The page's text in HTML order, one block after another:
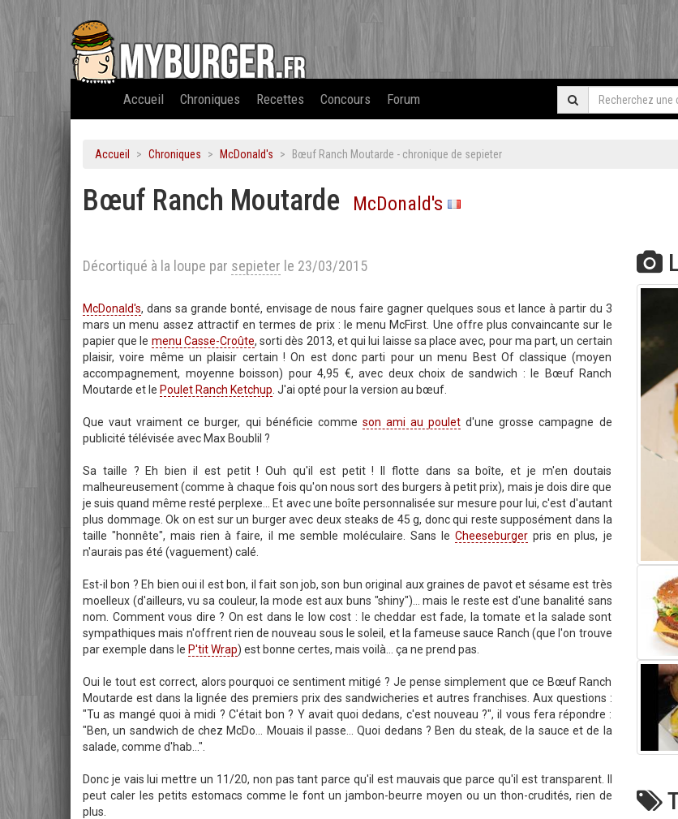
Accueil Chroniques Recettes Concours Forum
Accueil Chroniques McDonald's Bœuf Ranch Moutarde - chronique de sepieter
Bœuf Ranch Moutarde McDonald's
Décortiqué à la loupe par sepieter le 23/03/2015
McDonald's, dans sa grande bonté, envisage de nous faire gagner quelques sous et lance à partir du 3
mars un menu assez attractif en termes de prix : le menu McFirst. Une offre plus convaincante sur le
papier que le menu Casse-Croûte, sorti dès 2013, et qui lui laisse sa place avec, pour ma part, un certain
plaisir, voire même un plaisir certain ! On est donc parti pour un menu Best Of classique (moyen
accompagnement, moyenne boisson) pour 4,95 €, avec deux choix de sandwich : le Bœuf Ranch
Moutarde et le Poulet Ranch Ketchup . J'ai opté pour la version au bœuf.
Que vaut vraiment ce burger, qui bénéficie comme son ami au poulet d'une grosse campagne de
publicité télévisée avec Max Boublil ?
Sa taille ? Eh bien il est petit ! Ouh qu'il est petit ! Il flotte dans sa boîte, et je m'en doutais
malheureusement (comme à chaque fois qu'on nous sort des burgers à petit prix), mais je dois dire que
je suis quand même resté perplexe... Et avec une boîte personnalisée sur mesure pour lui, c'est d'autant
plus dommage. Ok on est sur un burger avec deux steaks de 45 g, donc qui reste supposément dans la
taille "honnête", mais rien à faire, il me semble moléculaire. Sans leCheeseburger pris en plus, je
n'aurais pas été (vaguement) calé.
Est-il bon ? Eh bien oui il est bon, il fait son job, son bun original aux graines de pavot et sésame est très
moelleux (d'ailleurs, vu sa couleur, la mode est aux buns "shiny")... mais le reste est d'une banalité sans
nom. Comment vous dire ? On est dans le low cost : le cheddar est fade, la tomate et la salade sont
sympathiques mais n'offrent rien de nouveau sous le soleil, et la fameuse sauce Ranch (que l'on trouve
par exemple dans le P'tit Wrap) est bonne certes, mais voilà... ça ne prend pas.
Oui le tout est correct, alors pourquoi ce sentiment mitigé ? Je pense simplement que ce Bœuf Ranch
Moutarde est dans la lignée des premiers prix des sandwicheries et autres franchises. Aux questions :
"Tu as mangé quoi à midi ? C'était bon ? Y avait quoi dedans, c'est nouveau ?", il vous fera répondre :
"Ben, un sandwich de chez McDo... Mouais il passe... Quoi dedans ? Ben du steak, de la sauce et de la
salade, comme d'hab...".
Donc je vais lui mettre un 11/20, non pas tant parce qu'il est mauvais que parce qu'il est transparent. Il
peut caler les petits estomacs comme le font un jambon-beurre moyen ou un thon-crudités, rien de
plus.